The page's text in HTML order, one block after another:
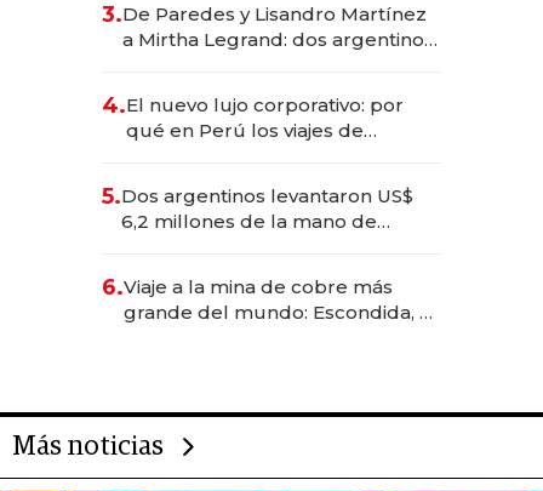
las marcas "fast premium"
3.De Paredes y Lisandro Martínez
a Mirtha Legrand: dos argentinos
4.El nuevo lujo corporativo: por
qué en Perú los viajes de
para convertirse en experiencias
transformadoras
5.Dos argentinos levantaron US$
6,2 millones de la mano de
6.Viaje a la mina de cobre más
grande del mundo: Escondida, el
Más noticias